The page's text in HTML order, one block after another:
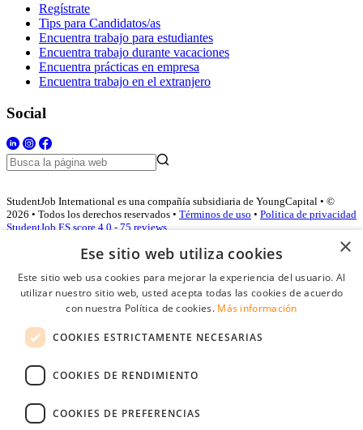
Regístrate
Tips para Candidatos/as
Encuentra trabajo para estudiantes
Encuentra trabajo durante vacaciones
Encuentra prácticas en empresa
Encuentra trabajo en el extranjero
Social
StudentJob International es una compañía subsidiaria de YoungCapital • ©
2026 • Todos los derechos reservados • Términos de uso • Politica de privacidad
StudentJob ES score 4.0 - 75 reviews
Acceso empresas
Contraseña
Recordarme
Conectarse
×
Ese sitio web utiliza cookies
Este sitio web usa cookies para mejorar la experiencia del usuario. Al
utilizar nuestro sitio web, usted acepta todas las cookies de acuerdo
con nuestra Política de cookies. Más información
COOKIES ESTRICTAMENTE NECESARIAS
COOKIES DE RENDIMIENTO
COOKIES DE PREFERENCIAS